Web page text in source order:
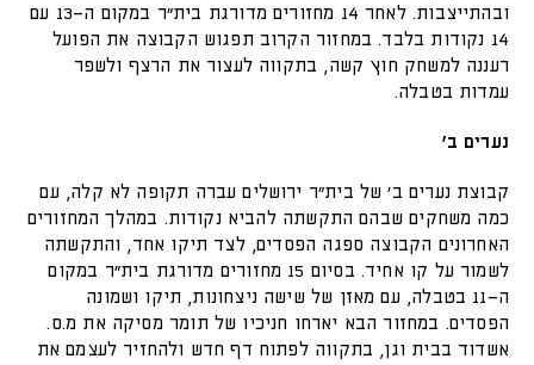
ובהתייצבות. לאחר 14 מחזורים מדורגת בית״ר במקום ה־13 עם
14 נקודות בלבד. במחזור הקרוב תפגוש הקבוצה את הפועל
רעננה למשחק חוץ קשה, בתקווה לעצור את הרצף ולשפר
עמדות בטבלה.
נערים ב'
קבוצת נערים ב׳ של בית״ר ירושלים עברה תקופה לא קלה, עם
כמה משחקים שבהם התקשתה להביא נקודות. במהלך המחזורים
האחרונים הקבוצה ספגה הפסדים, לצד תיקו אחד, והתקשתה
לשמור על קו אחיד. בסיום 15 מחזורים מדורגת בית״ר במקום
ה־11 בטבלה, עם מאזן של שישה ניצחונות, תיקו ושמונה
הפסדים. במחזור הבא יארחו חניכיו של תומר מסיקה את מ.ס.
אשדוד בבית וגן, בתקווה לפתוח דף חדש ולהחזיר לעצמם את